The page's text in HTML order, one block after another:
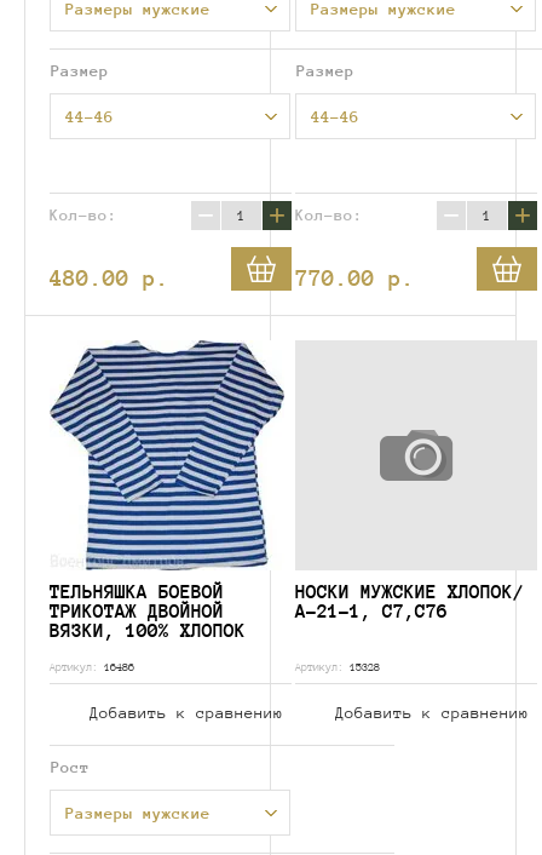
Размеры мужские
Размер
44-46
Кол-во: − +
480.00 p.
Размеры мужские
Размер
44-46
Кол-во: − +
770.00 p.
ТЕЛЬНЯШКА БОЕВОЙ
ТРИКОТАЖ ДВОЙНОЙ
ВЯЗКИ, 100% ХЛОПОК
Артикул: 16486
Добавить к сравнению
Рост
Размеры мужские
НОСКИ МУЖСКИЕ ХЛОПОК/
А-21-1, С7,С76
Артикул: 15328
Добавить к сравнению